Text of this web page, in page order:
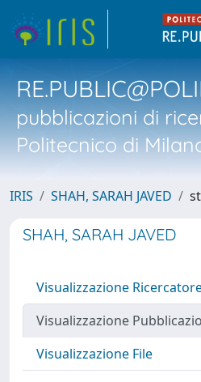
pubblicazioni di
Politecnico di
IRIS SHAH, SARAH JAVED
SHAH, SARAH JAVED
Visualizzazione
Visualizzazione
Visualizzazione File